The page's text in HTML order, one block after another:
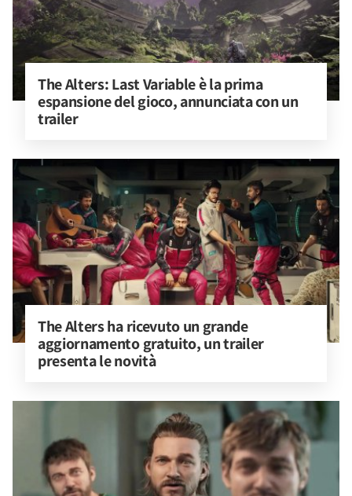
The Alters: Last Variable è la prima
espansione del gioco, annunciata con un
trailer
The Alters ha ricevuto un grande
aggiornamento gratuito, un trailer
presenta le novità